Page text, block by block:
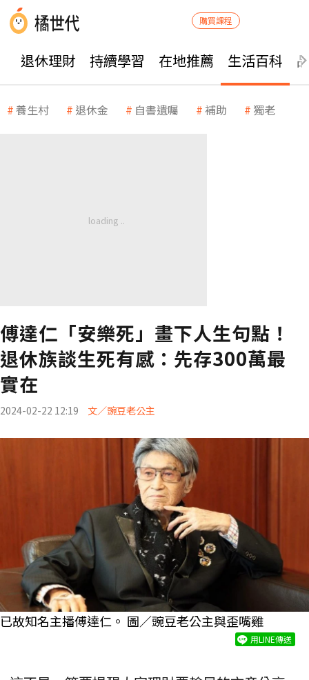
購買課程
退休理財 持續學習 在地推薦 生活百科
養生村 退休金 自書遺囑 補助 獨老
傅達仁「安樂死」畫下人生句點！
退休族談生死有感：先存300萬最
實在
2024-02-22 12:19 文／豌豆老公主
已故知名主播傅達仁。 圖／豌豆老公主與歪嘴雞
用LINE傳送